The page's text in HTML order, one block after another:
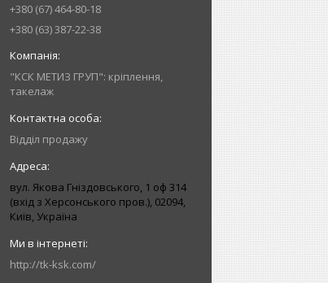
+380 (67) 464-80-18
+380 (63) 387-22-38
"КСК МЕТИЗ ГРУП": кріплення,
такелаж
Відділ продажу
вул. Якова Гніздовського, 1 оф 314
(вхід з Херсонського пров.), 02094,
Київ, Україна
http://tk-ksk.com/